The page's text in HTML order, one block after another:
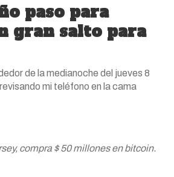
paso para
gran salto para
de la medianoche del jueves 8
mi teléfono en la cama
compra $ 50 millones en bitcoin.